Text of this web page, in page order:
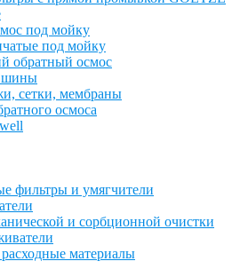
под мойку
под мойку
обратный осмос
сетки, мембраны
осмоса
фильтры и умягчители
и сорбционной очистки
материалы